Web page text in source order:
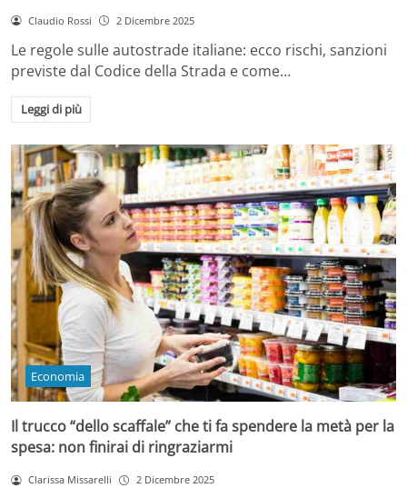
Claudio Rossi 2 Dicembre 2025
Le regole sulle autostrade italiane: ecco rischi, sanzioni
previste dal Codice della Strada e come…
Leggi di più
Economia
Il trucco “dello scaffale” che ti fa spendere la metà per la
spesa: non finirai di ringraziarmi
Clarissa Missarelli 2 Dicembre 2025